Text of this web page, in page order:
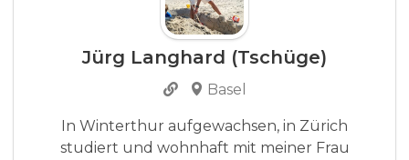
Jürg Langhard (Tschüge)
Basel
In Winterthur aufgewachsen, in Zürich
studiert und wohnhaft mit meiner Frau